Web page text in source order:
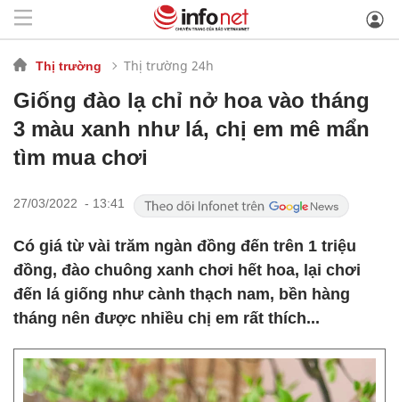
Thị trường Thị trường 24h
Giống đào lạ chỉ nở hoa vào tháng
3 màu xanh như lá, chị em mê mẩn
tìm mua chơi
27/03/2022 - 13:41
Có giá từ vài trăm ngàn đồng đến trên 1 triệu
đồng, đào chuông xanh chơi hết hoa, lại chơi
đến lá giống như cành thạch nam, bền hàng
tháng nên được nhiều chị em rất thích...